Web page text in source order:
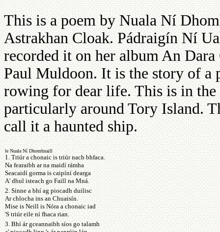
This is a poem by Nuala Ní
Astrakhan Cloak. Pádraigín Ní
recorded it on her album An
Paul Muldoon. It is the story of a
rowing for dear life. This is in
particularly around Tory Island.
call it a haunted ship.
le Nuala Ní Dhomhnaill
1. Triúr a chonaic is triúr nach bhfaca.
Na fearaibh ar na maidí rámha
Seacaidí gorma is caipíní dearga
A' dhul isteach go Faill na Mná.
2. Sinne a bhí ag piocadh duilisc
Ar chlocha ins an Chuaisín.
Mise is Neill is Nóra a chonaic iad
'S triúr eile ní fhaca rian.
3. Bhí ár gceannaibh síos go talamh